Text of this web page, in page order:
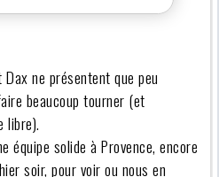
ne présentent que peu
beaucoup tourner (et
libre).
équipe solide à Provence, encore
soir, pour voir ou nous en